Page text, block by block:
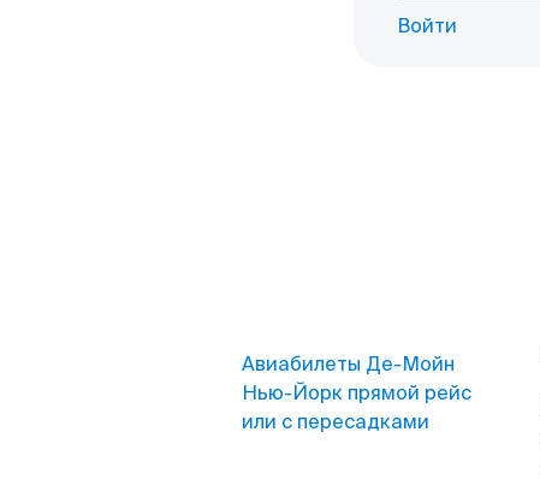
Войти
Авиабилеты Де-Мойн
Нью-Йорк прямой рейс
или с пересадками